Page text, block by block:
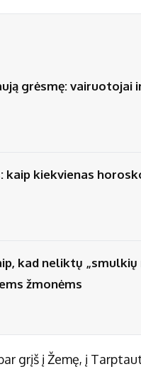
grėsmę:
kaip kiekvienas
kad neliktų
žmonėms
grįš į Žemę, į